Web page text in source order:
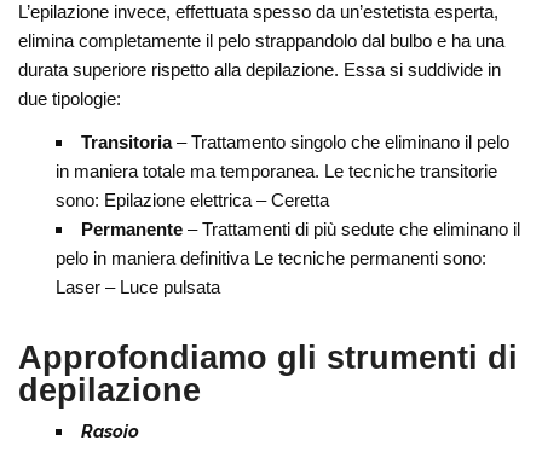
L’epilazione invece, effettuata spesso da un’estetista esperta,
elimina completamente il pelo strappandolo dal bulbo e ha una
durata superiore rispetto alla depilazione. Essa si suddivide in
due tipologie:
Transitoria– Trattamento singolo che eliminano il pelo
in maniera totale ma temporanea. Le tecniche transitorie
sono: Epilazione elettrica – Ceretta
Permanente – Trattamenti di più sedute che eliminano il
pelo in maniera definitiva Le tecniche permanenti sono:
Laser – Luce pulsata
Approfondiamo gli strumenti di
depilazione
Rasoio